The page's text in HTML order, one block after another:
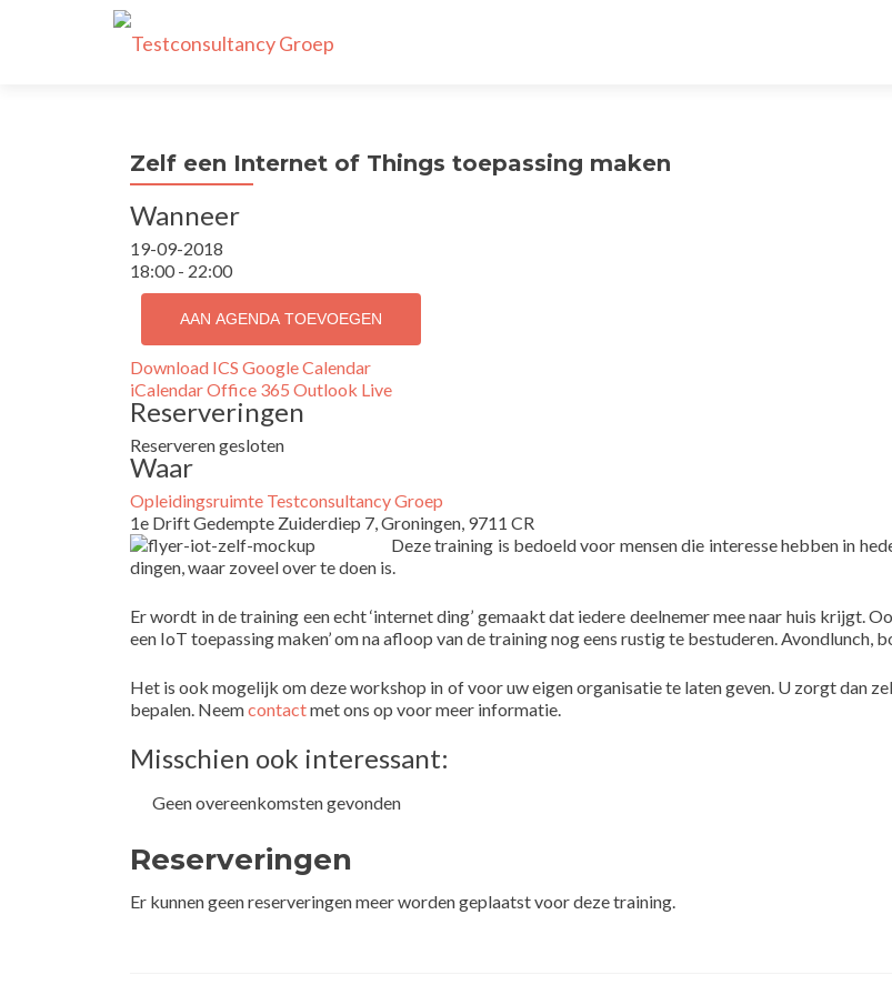
Zelf een Internet of Things toepassing maken
Wanneer
19-09-2018
18:00 - 22:00
AAN AGENDA TOEVOEGEN
Download ICS Google Calendar
iCalendarOffice 365 Outlook Live
Reserveringen
Reserveren gesloten
Waar
Opleidingsruimte Testconsultancy Groep
1e Drift Gedempte Zuiderdiep 7, Groningen, 9711 CR
Deze training is bedoeld voor mensen die interesse hebben in
dingen, waar zoveel over te doen is.
Er wordt in de training een echt ‘internet ding’ gemaakt dat iedere deelnemer mee naar huis krijgt.
een IoT toepassing maken’ om na afloop van de training nog eens rustig te bestuderen. Avondlunch,
Het is ook mogelijk om deze workshop in of voor uw eigen organisatie te laten geven. U zorgt dan
bepalen. Neemcontactmet ons op voor meer informatie.
Misschien ook interessant:
Geen overeenkomsten gevonden
Reserveringen
Er kunnen geen reserveringen meer worden geplaatst voor deze training.